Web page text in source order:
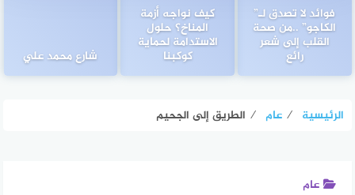
فوائد لا تصدق لـ”
الكاجو” ..من صحة
القلب إلى شعر
رائع
كيف نواجه أزمة
المناخ؟ حلول
الاستدامة لحماية
كوكبنا شارع محمد علي
الرئيسية ⁄ عام ⁄ الطريق إلى الجحيم
عام